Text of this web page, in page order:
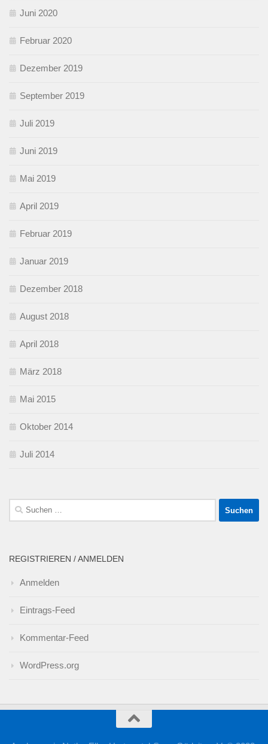
Juni 2020
Februar 2020
Dezember 2019
September 2019
Juli 2019
Juni 2019
Mai 2019
April 2019
Februar 2019
Januar 2019
Dezember 2018
August 2018
April 2018
März 2018
Mai 2015
Oktober 2014
Juli 2014
Suchen
nach:
REGISTRIEREN / ANMELDEN
Anmelden
Eintrags-Feed
Kommentar-Feed
WordPress.org